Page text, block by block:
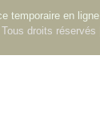
temporaire en ligne
droits réservés |